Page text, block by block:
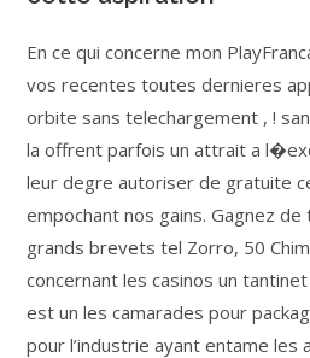
En ce qui concerne mon
vos recentes toutes dernieres
orbite sans telechargement , !
la offrent parfois un attrait a
leur degre autoriser de gratuite
empochant nos gains. Gagnez
grands brevets tel Zorro, 50
concernant les casinos un
est un les camarades pour
pour l’industrie ayant entame les